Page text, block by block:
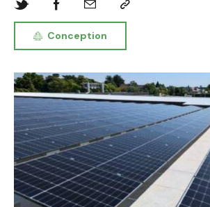
Conception